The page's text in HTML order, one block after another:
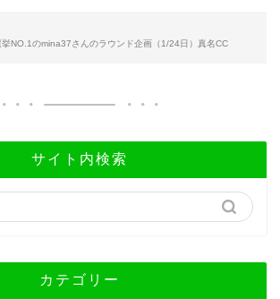
挙NO.1のmina37さんのラウンド企画（1/24日）真名CC
サイト内検索
カテゴリー